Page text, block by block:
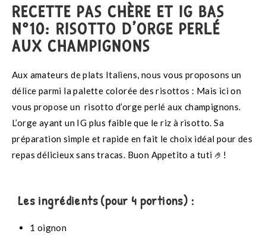
RECETTE PAS CHÈRE ET IG BAS
N°10: RISOTTO D’ORGE PERLÉ
AUX CHAMPIGNONS
Aux amateurs de plats Italiens, nous vous proposons un
délice parmi la palette colorée des risottos : Mais ici on
vous propose un risotto d’orge perlé aux champignons.
L’orge ayant un IG plus faible que le riz à risotto. Sa
préparation simple et rapide en fait le choix idéal pour des
repas délicieux sans tracas. Buon Appetito a tuti 🤌!
Les ingrédients (pour 4 portions) :
1 oignon